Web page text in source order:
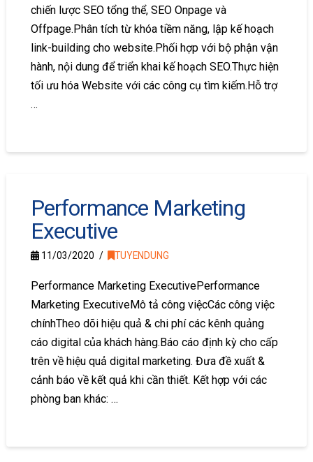
chiến lược SEO tổng thể, SEO Onpage và
Offpage.Phân tích từ khóa tiềm năng, lập kế hoạch
link-building cho website.Phối hợp với bộ phận vận
hành, nội dung để triển khai kế hoạch SEO.Thực hiện
tối ưu hóa Website với các công cụ tìm kiếm.Hỗ trợ
…
Performance Marketing
Executive
11/03/2020 TUYENDUNG
Performance Marketing ExecutivePerformance
Marketing ExecutiveMô tả công việcCác công việc
chínhTheo dõi hiệu quả & chi phí các kênh quảng
cáo digital của khách hàng.Báo cáo định kỳ cho cấp
trên về hiệu quả digital marketing. Đưa đề xuất &
cảnh báo về kết quả khi cần thiết. Kết hợp với các
phòng ban khác: …